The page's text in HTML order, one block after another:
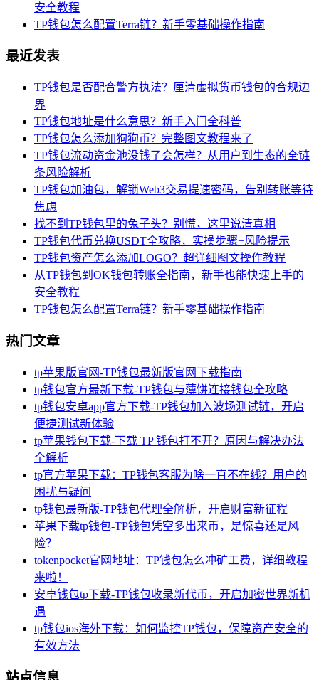
安全教程
TP钱包怎么配置Terra链？新手零基础操作指南
最近发表
TP钱包是否配合警方执法？厘清虚拟货币钱包的合规边
界
TP钱包地址是什么意思？新手入门全科普
TP钱包怎么添加狗狗币？完整图文教程来了
TP钱包流动资金池没钱了会怎样？从用户到生态的全链
条风险解析
TP钱包加油包，解锁Web3交易提速密码，告别转账等待
焦虑
找不到TP钱包里的兔子头？别慌，这里说清真相
TP钱包代币兑换USDT全攻略，实操步骤+风险提示
TP钱包资产怎么添加LOGO？超详细图文操作教程
从TP钱包到OK钱包转账全指南，新手也能快速上手的
安全教程
TP钱包怎么配置Terra链？新手零基础操作指南
热门文章
tp苹果版官网-TP钱包最新版官网下载指南
tp钱包官方最新下载-TP钱包与薄饼连接钱包全攻略
tp钱包安卓app官方下载-TP钱包加入波场测试链，开启
便捷测试新体验
tp苹果钱包下载-下载 TP 钱包打不开？原因与解决办法
全解析
tp官方苹果下载：TP钱包客服为啥一直不在线？用户的
困扰与疑问
tp钱包最新版-TP钱包代理全解析，开启财富新征程
苹果下载tp钱包-TP钱包凭空多出来币，是惊喜还是风
险？
tokenpocket官网地址：TP钱包怎么冲矿工费，详细教程
来啦！
安卓钱包tp下载-TP钱包收录新代币，开启加密世界新机
遇
tp钱包ios海外下载：如何监控TP钱包，保障资产安全的
有效方法